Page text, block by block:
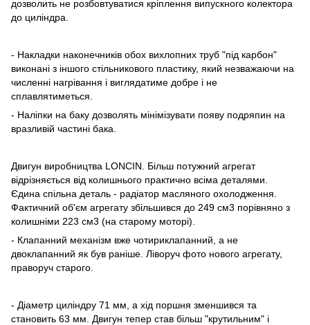
дозволить не розбовтуватися кріплення випускного колектора
до циліндра.
- Накладки наконечників обох вихлопних труб "під карбон"
виконані з іншого стільникового пластику, який незважаючи на
численні нагрівання і виглядатиме добре і не
сплавлятиметься.
- Наліпки на баку дозволять мінімізувати появу подряпин на
вразливій частині бака.
Двигун виробництва LONCIN. Більш потужний агрегат
відрізняється від колишнього практично всіма деталями.
Єдина спільна деталь - радіатор масляного охолодження.
Фактичний об'єм агрегату збільшився до 249 см3 порівняно з
колишніми 223 см3 (на старому моторі).
- Клапанний механізм вже чотириклапанний, а не
двоклапанний як був раніше. Ліворуч фото нового агрегату,
праворуч старого.
- Діаметр циліндру 71 мм, а хід поршня зменшився та
становить 63 мм. Двигун тепер став більш "крутильним" і